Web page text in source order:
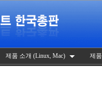
제품 소개 (Linux, Mac) 제